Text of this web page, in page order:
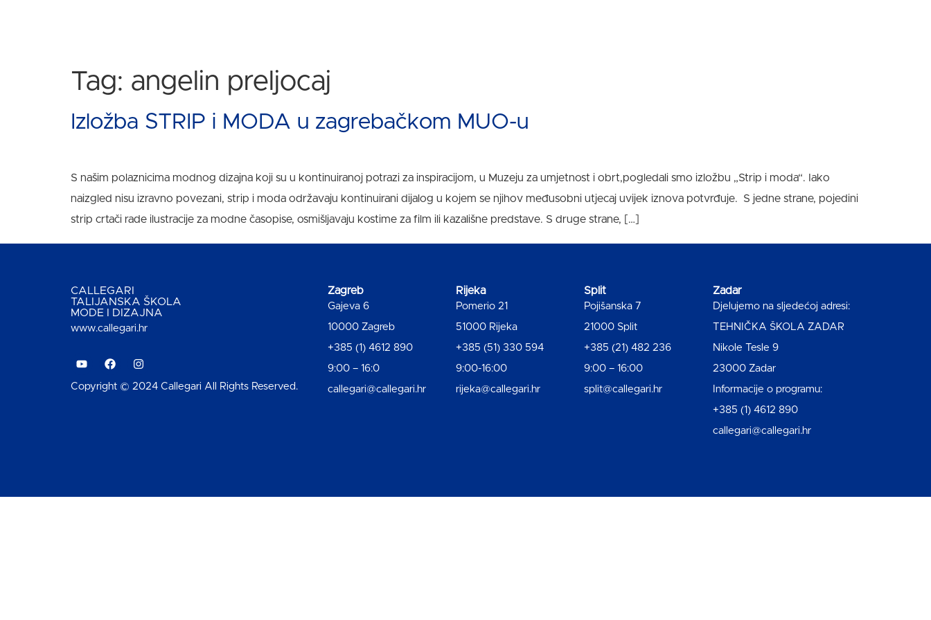
Tag: angelin preljocaj
Izložba STRIP i MODA u zagrebačkom MUO-u
S našim polaznicima modnog dizajna koji su u kontinuiranoj potrazi za inspiracijom, u Muzeju za umjetnost i obrt,pogledali smo izložbu „Strip i moda“. Iako
naizgled nisu izravno povezani, strip i moda održavaju kontinuirani dijalog u kojem se njihov međusobni utjecaj uvijek iznova potvrđuje. S jedne strane, pojedini
strip crtači rade ilustracije za modne časopise, osmišljavaju kostime za film ili kazališne predstave. S druge strane, […]
CALLEGARI
TALIJANSKA ŠKOLA
MODE I DIZAJNA
www.callegari.hr
Copyright © 2024 Callegari All Rights Reserved.
Zagreb
Gajeva 6
10000 Zagreb
+385 (1) 4612 890
9:00 – 16:0
callegari@callegari.hr
Rijeka
Pomerio 21
51000 Rijeka
+385 (51) 330 594
9:00-16:00
rijeka@callegari.hr
Split
Pojišanska 7
21000 Split
+385 (21) 482 236
9:00 – 16:00
split@callegari.hr
Zadar
Djelujemo na sljedećoj adresi:
TEHNIČKA ŠKOLA ZADAR
Nikole Tesle 9
23000 Zadar
Informacije o programu:
+385 (1) 4612 890
callegari@callegari.hr